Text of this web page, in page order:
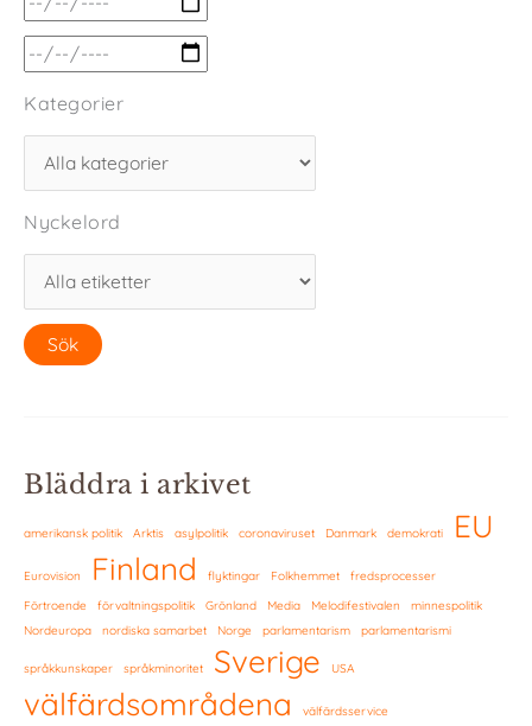
Kategorier
Nyckelord
Bläddra i arkivet
amerikansk politik Arktis asylpolitik coronaviruset Danmark demokrati EU
Eurovision Finland flyktingar Folkhemmet
fredsprocesser
Förtroende
förvaltningspolitik Grönland Media Melodifestivalen
minnespolitik
Nordeuropa
nordiska samarbet Norge parlamentarism parlamentarismi
språkkunskaper språkminoritet Sverige USA
välfärdsområdena välfärdsservice